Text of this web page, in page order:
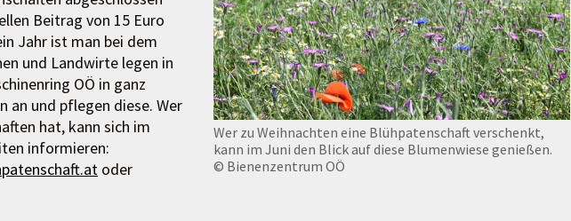
Wer zu Weihnachten eine Blühpatenschaft verschenkt,
kann im Juni den Blick auf diese Blumenwiese genießen.
© Bienenzentrum OÖ
Beitrag von 15 Euro
Jahr ist man bei dem
und Landwirte legen in
OÖ in ganz
an und pflegen diese. Wer
hat, kann sich im
informieren:
oder